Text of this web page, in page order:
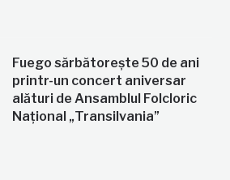
Fuego sărbătorește 50 de ani
printr-un concert aniversar
alături de Ansamblul Folcloric
Național „Transilvania”